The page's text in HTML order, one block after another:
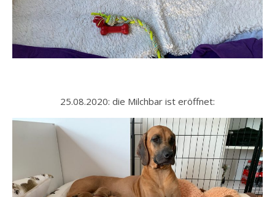
25.08.2020: die Milchbar ist eröffnet: